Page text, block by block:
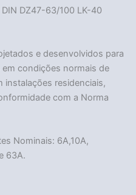
DIN DZ47-63/100 LK-40
e desenvolvidos para
condições normais de
instalações residenciais,
com a Norma
Nominais: 6A,10A,
63A.